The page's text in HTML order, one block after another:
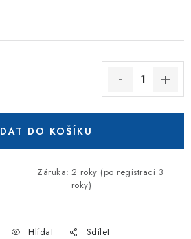
DO KOŠÍKU
Záruka: 2 roky (po registraci 3
roky)
Hlídat Sdílet